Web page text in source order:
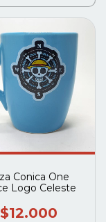
Conica One
Logo Celeste
$12.000